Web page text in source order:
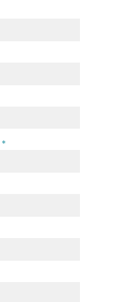
*